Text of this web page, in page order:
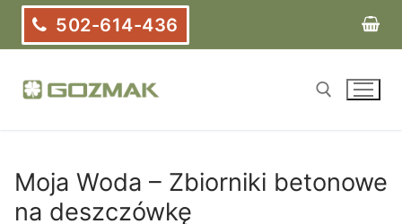
Przejdź
treści
502-614-436
Moja Woda – Zbiorniki betonowe
na deszczówkę